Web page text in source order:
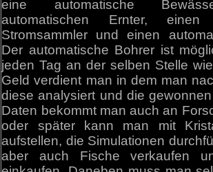
eine automatische
automatischen Ernter, einen
Stromsammler und einen
Der automatische Bohrer ist
jeden Tag an der selben Stelle
Geld verdient man in dem man
diese analysiert und die
Daten bekommt man auch an
oder später kann man mit
aufstellen, die Simulationen
aber auch Fische verkaufen